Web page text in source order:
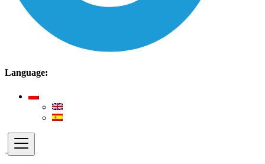
Language: